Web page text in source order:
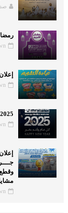
صدى
رمضان
إعلان
2025 .. عام جديد وكل عام وأنتم بخير
إعلان
وقطع
مشايات